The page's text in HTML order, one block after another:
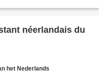
néerlandais du
het Nederlands